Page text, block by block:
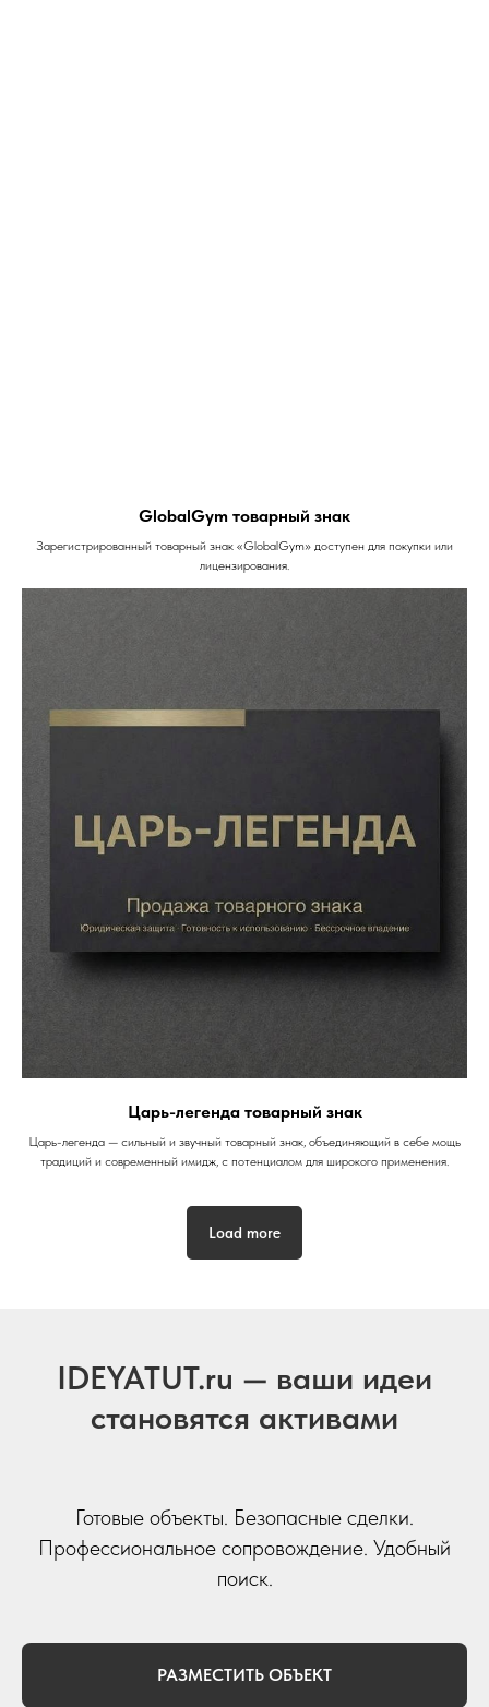
GlobalGym товарный знак
Зарегистрированный товарный знак «GlobalGym» доступен для покупки или
лицензирования.
Царь-легенда товарный знак
Царь-легенда — сильный и звучный товарный знак, объединяющий в себе мощь
традиций и современный имидж, с потенциалом для широкого применения.
Load more
IDEYATUT.ru — ваши идеи
становятся активами
Готовые объекты. Безопасные сделки.
Профессиональное сопровождение. Удобный
поиск.
РАЗМЕСТИТЬ ОБЪЕКТ